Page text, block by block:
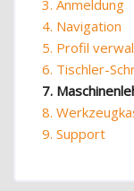
3. Anmeldung
4. Navigation
5. Profil
6. Tischler-
7.
8.
9. Support